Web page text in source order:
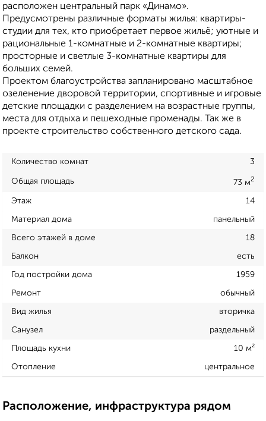
расположен центральный парк «Динамо».
Предусмотрены различные форматы жилья: квартиры-
студии для тех, кто приобретает первое жильё; уютные и
рациональные 1-комнатные и 2-комнатные квартиры;
просторные и светлые 3-комнатные квартиры для
больших семей.
Проектом благоустройства запланировано масштабное
озеленение дворовой территории, спортивные и игровые
детские площадки с разделением на возрастные группы,
места для отдыха и пешеходные променады. Так же в
проекте строительство собственного детского сада.
Количество комнат 3
Общая площадь 73 м2
Этаж 14
Материал дома панельный
Всего этажей в доме 18
Балкон есть
Год постройки дома 1959
Ремонт обычный
Вид жилья вторичка
Санузел раздельный
Площадь кухни 10 м²
Отопление центральное
Расположение, инфраструктура рядом